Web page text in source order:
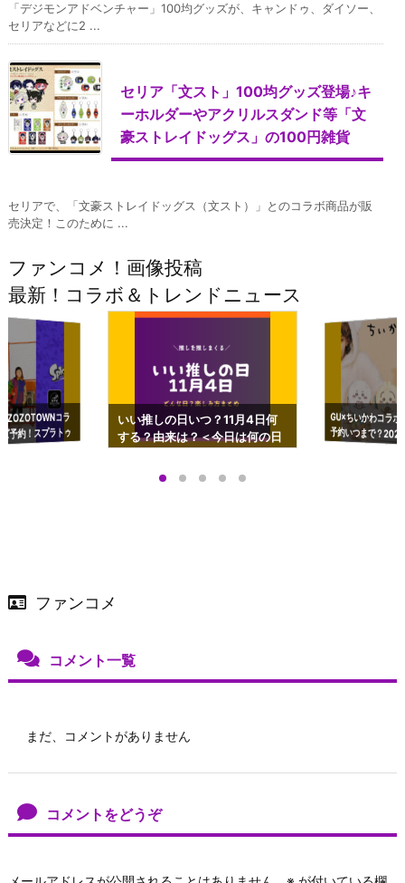
「デジモンアドベンチャー」100均グッズが、キャンドゥ、ダイソー、
セリアなどに2 ...
セリア「文スト」100均グッズ登場♪キ
ーホルダーやアクリルスダンド等「文
豪ストレイドッグス」の100円雑貨
セリアで、「文豪ストレイドッグス（文スト）」とのコラボ商品が販
売決定！このために ...
ファンコメ！画像投稿
最新！コラボ＆トレンドニュース
コラ
予約！スプラトゥ
ップも渋谷Hz
いい推しの日いつ？11月4日何
する？由来は？＜今日は何の日
GU×ちいかわコラ
予約いつまで？
ーチやショルダー
ファンコメ
コメント一覧
まだ、コメントがありません
コメントをどうぞ